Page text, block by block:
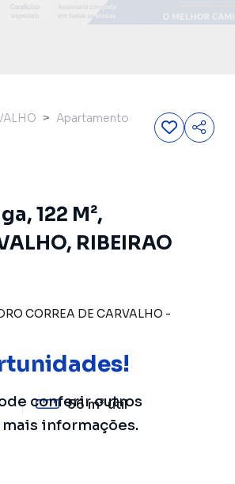
conferir outros
informações.
Apartamento
122 M²,
RIBEIRAO
CORREA DE CARVALHO -
56 m²útil